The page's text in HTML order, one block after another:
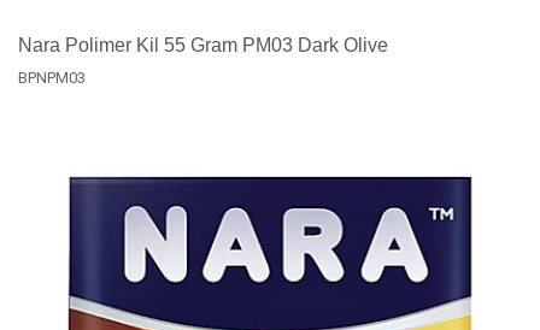
Nara Polimer Kil 55 Gram PM03 Dark Olive
BPNPM03